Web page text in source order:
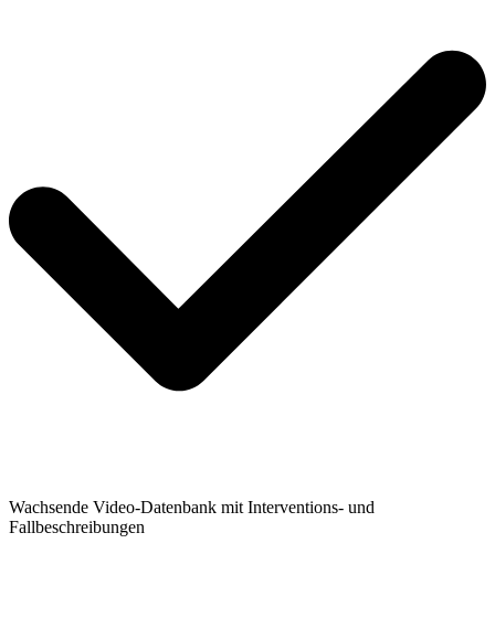
Wachsende Video-Datenbank mit Interventions- und
Fallbeschreibungen